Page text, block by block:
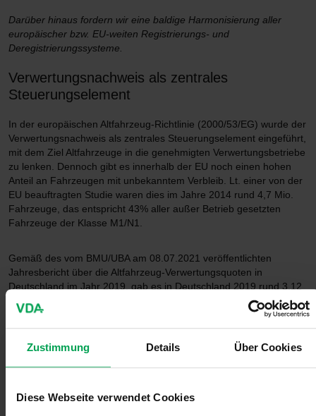
Zustimmung Details Über Cookies
Diese Webseite verwendet Cookies
Darüber hinaus fordern wir eine baldige Harmonisierung aller
europäischer bzw. EU-weiten Registrierungs- und
Deregistrierungssysteme.
Verwertungsnachweis als zentrales
Steuerungselement
In der europäischen Altfahrzeug-Richtlinie (2000/53/EG) wurde der
Verwertungsnachweis als zentrales Steuerungselement eingeführt,
mit dem Ziel Altfahrzeuge in die genehmigten Verwertungsbetriebe
zu lenken. Dennoch gibt es innerhalb der EU noch einen hohen
Anteil an Fahrzeugen mit unbekanntem Verbleib. Lt. einer von der
EU beauftragten Studie waren dies im Jahre 2014 rund 4,7 Mio.
Fahrzeuge, das entspricht 43% aller außer Betrieb gesetzten
Fahrzeuge der Klasse M1/N1.
Gemäß des vom BMU/UBA am 08.07.2021 veröffentlichten
Jahresbericht über die Altfahrzeug-Verwertungsquoten in
Deutschland im Jahr 2019, gab es in Deutschland 2019 rund 3,12
Mio. endgültig stillgelegte Fahrzeuge; davon wurden:
2.160.000 statistisch belegt werden und
340.000 wurden geschätzt.
Demontagebetrieben und wurden verwertet, somit hatten